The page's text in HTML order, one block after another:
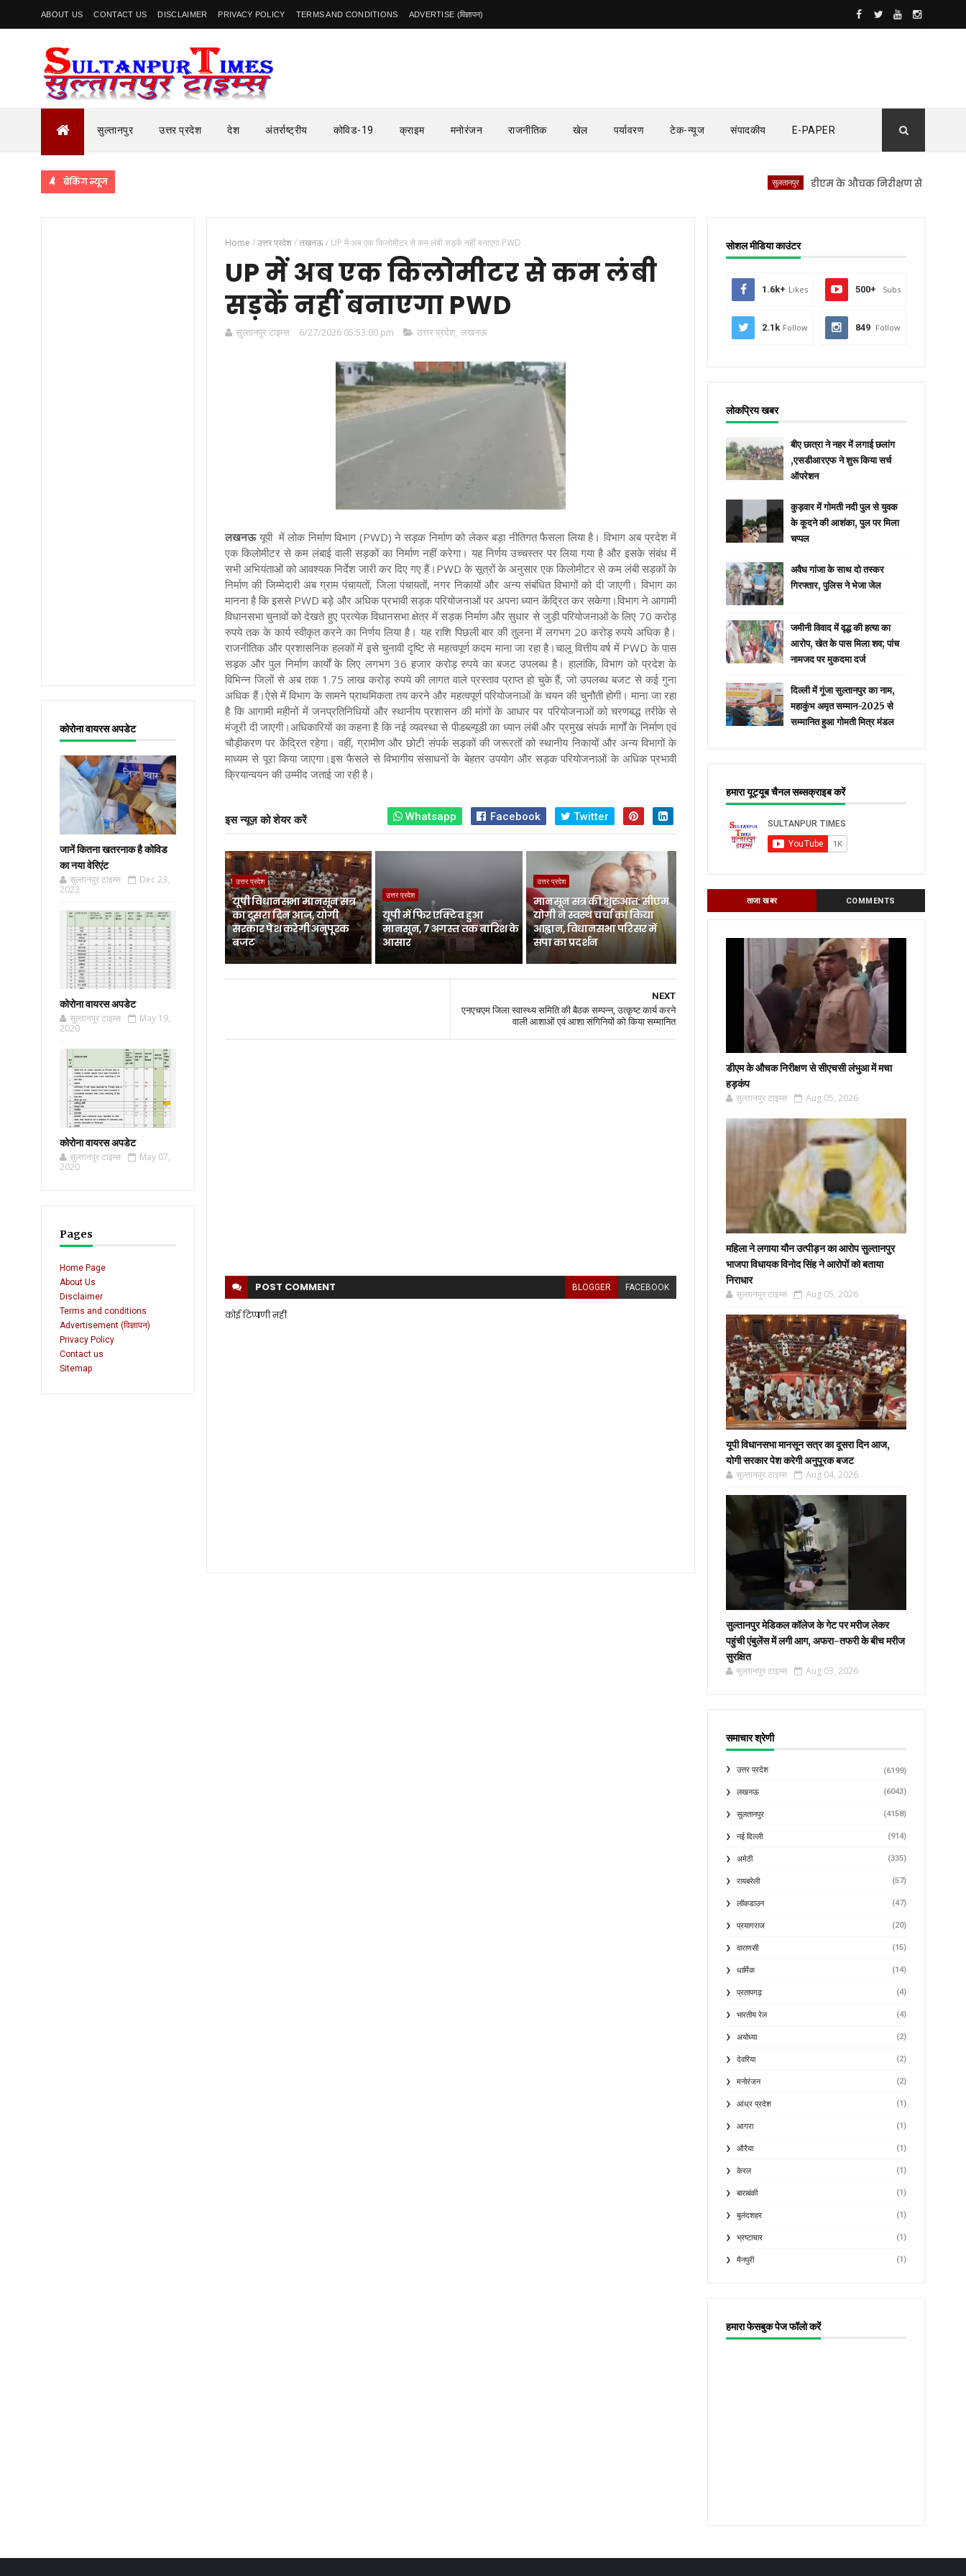
ABOUT US CONTACT US DISCLAIMER PRIVACY POLICY TERMS AND CONDITIONS ADVERTISE (विज्ञापन)
सुल्तानपुर उत्तर प्रदेश देश अंतर्राष्ट्रीय कोविड-19 क्राइम मनोरंजन राजनीतिक खेल पर्यावरण टेक-न्यूज संपादकीय E-PAPER
ब्रेकिंग न्यूज डीएम के औचक निरीक्षण से सीएचसी लंभुआ
कोरोना वायरस अपडेट
जानें कितना खतरनाक है कोविड
का नया वेरिएंट
सुल्तानपुर टाइम्स
Dec 23,
2023
कोरोना वायरस अपडेट
सुल्तानपुर टाइम्स
May 19,
2020
कोरोना वायरस अपडेट
सुल्तानपुर टाइम्स
May 07,
2020
Pages
Home Page
About Us
Disclaimer
Terms and conditions
Advertisement (विज्ञापन)
Privacy Policy
Contact us
Sitemap
Home /उत्तर प्रदेश/लखनऊ/ UP में अब एक किलोमीटर से कम लंबी सड़कें नहीं बनाएगा PWD
UP में अब एक किलोमीटर से कम लंबी
सड़कें नहीं बनाएगा PWD
सुल्तानपुर टाइम्स 6/27/2026 05:53:00 pm उत्तर प्रदेश, लखनऊ
लखनऊयूपी में लोक निर्माण विभाग (PWD) ने सड़क निर्माण को लेकर बड़ा नीतिगत फैसला लिया है। विभाग अब प्रदेश में
एक किलोमीटर से कम लंबाई वाली सड़कों का निर्माण नहीं करेगा। यह निर्णय उच्चस्तर पर लिया गया है और इसके संबंध में
सभी अभियंताओं को आवश्यक निर्देश जारी कर दिए गए हैं।PWD के सूत्रों के अनुसार एक किलोमीटर से कम लंबी सड़कों के
निर्माण की जिम्मेदारी अब ग्राम पंचायतों, जिला पंचायतों, नगर निकायों और अन्य संबंधित विभागों को दी जाएगी। विभाग का
मानना है कि इससे PWD बड़े और अधिक प्रभावी सड़क परियोजनाओं पर अपना ध्यान केंद्रित कर सकेगा।विभाग ने आगामी
विधानसभा चुनावों को देखते हुए प्रत्येक विधानसभा क्षेत्र में सड़क निर्माण और सुधार से जुड़ी परियोजनाओं के लिए 70 करोड़
रुपये तक के कार्य स्वीकृत करने का निर्णय लिया है। यह राशि पिछली बार की तुलना में लगभग 20 करोड़ रुपये अधिक है।
राजनीतिक और प्रशासनिक हलकों में इसे चुनावी दृष्टि से महत्वपूर्ण कदम माना जा रहा है।चालू वित्तीय वर्ष में PWD के पास
सड़क और पुल निर्माण कार्यों के लिए लगभग 36 हजार करोड़ रुपये का बजट उपलब्ध है। हालांकि, विभाग को प्रदेश के
विभिन्न जिलों से अब तक 1.75 लाख करोड़ रुपये की लागत वाले प्रस्ताव प्राप्त हो चुके हैं, जो उपलब्ध बजट से कई गुना
अधिक हैं।ऐसे में विभाग के सामने प्राथमिकता तय करने और महत्वपूर्ण परियोजनाओं के चयन की चुनौती होगी। माना जा रहा
है कि आगामी महीनों में जनप्रतिनिधियों और स्थानीय प्रशासन की मांगों के आधार पर परियोजनाओं को चरणबद्ध तरीके से
मंजूरी दी जाएगी।अधिकारियों का कहना है कि नई व्यवस्था से पीडब्ल्यूडी का ध्यान लंबी और प्रमुख संपर्क मार्गों के निर्माण एवं
चौड़ीकरण पर केंद्रित रहेगा। वहीं, ग्रामीण और छोटी संपर्क सड़कों की जरूरतों को स्थानीय निकायों और अन्य विभागों के
माध्यम से पूरा किया जाएगा।इस फैसले से विभागीय संसाधनों के बेहतर उपयोग और सड़क परियोजनाओं के अधिक प्रभावी
क्रियान्वयन की उम्मीद जताई जा रही है।
इस न्यूज़ को शेयर करें Whatsapp Facebook Twitter
उत्तर प्रदेश
यूपी विधानसभा मानसून सत्र
का दूसरा दिन आज, योगी
सरकार पेश करेगी अनुपूरक
बजट
उत्तर प्रदेश
यूपी में फिर एक्टिव हुआ
मानसून, 7 अगस्त तक बारिश के
आसार
उत्तर प्रदेश
मानसून सत्र की शुरुआत: सीएम
योगी ने स्वस्थ चर्चा का किया
आह्वान, विधानसभा परिसर में
सपा का प्रदर्शन
NEXT
एनएचएम जिला स्वास्थ्य समिति की बैठक सम्पन्न, उत्कृष्ट कार्य करने
वाली आशाओं एवं आशा संगिनियों को किया सम्मानित
POST COMMENT BLOGGER FACEBOOK
कोई टिप्पणी नहीं
सोशल मीडिया काउंटर
1.6k+ Likes 500+ Subs
2.1k Follow 849 Follow
लोकप्रिय खबर
बीए छात्रा ने नहर में लगाई छलांग
,एसडीआरएफ ने शुरू किया सर्च
ऑपरेशन
कुड़वार में गोमती नदी पुल से युवक
के कूदने की आशंका, पुल पर मिला
चप्पल
अवैध गांजा के साथ दो तस्कर
गिरफ्तार, पुलिस ने भेजा जेल
जमीनी विवाद में वृद्ध की हत्या का
आरोप, खेत के पास मिला शव; पांच
नामजद पर मुकदमा दर्ज
दिल्ली में गूंजा सुल्तानपुर का नाम,
महाकुंभ अमृत सम्मान-2025 से
सम्मानित हुआ गोमती मित्र मंडल
हमारा यूट्यूब चैनल सब्सक्राइब करें
ताजा खबर COMMENTS
डीएम के औचक निरीक्षण से सीएचसी लंभुआ में मचा
हड़कंप
सुल्तानपुर टाइम्स Aug 05, 2026
महिला ने लगाया यौन उत्पीड़न का आरोप सुल्तानपुर
भाजपा विधायक विनोद सिंह ने आरोपों को बताया
निराधार
सुल्तानपुर टाइम्स Aug 05, 2026
यूपी विधानसभा मानसून सत्र का दूसरा दिन आज,
योगी सरकार पेश करेगी अनुपूरक बजट
सुल्तानपुर टाइम्स Aug 04, 2026
सुल्तानपुर मेडिकल कॉलेज के गेट पर मरीज लेकर
पहुंची एंबुलेंस में लगी आग, अफरा-तफरी के बीच मरीज
सुरक्षित
सुल्तानपुर टाइम्स Aug 03, 2026
समाचार श्रेणी
उत्तर प्रदेश (6199)
लखनऊ (6043)
सुलतानपुर (4158)
नई दिल्ली (914)
अमेठी (335)
रायबरेली (57)
लॉकडाउन (47)
प्रयागराज (20)
वाराणसी (15)
धार्मिक (14)
प्रतापगढ़ (4)
भारतीय रेल (4)
अयोध्या (2)
देवरिया (2)
मनोरंजन (2)
आंध्र प्रदेश (1)
आगरा (1)
औरैया (1)
केरल (1)
बाराबंकी (1)
बुलंदशहर (1)
भ्रष्टाचार (1)
मैनपुरी (1)
हमारा फेसबुक पेज फॉलो करें